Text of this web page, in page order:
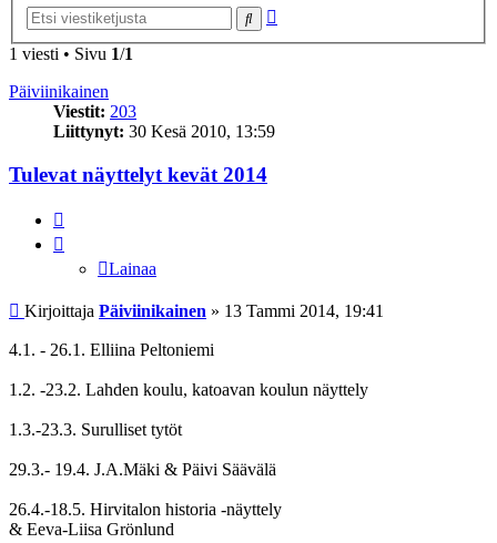
Etsi
1 viesti • Sivu 1/1
Päiviinikainen
Viestit: 203
Liittynyt: 30 Kesä 2010, 13:59
Tulevat näyttelyt kevät 2014
Lainaa
Viesti
Kirjoittaja Päiviinikainen » 13 Tammi 2014, 19:41
4.1. - 26.1. Elliina Peltoniemi
1.2. -23.2. Lahden koulu, katoavan koulun näyttely
1.3.-23.3. Surulliset tytöt
29.3.- 19.4. J.A.Mäki & Päivi Säävälä
26.4.-18.5. Hirvitalon historia -näyttely
& Eeva-Liisa Grönlund